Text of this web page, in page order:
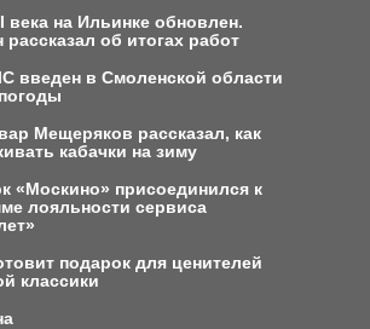
века на Ильинке обновлен.
рассказал об итогах работ
введен в Смоленской области
Мещеряков рассказал, как
кабачки на зиму
«Москино» присоединился к
лояльности сервиса
подарок для ценителей
классики